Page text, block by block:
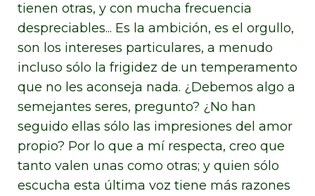
tienen otras, y con mucha frecuencia
despreciables... Es la ambición, es el orgullo,
son los intereses particulares, a menudo
incluso sólo la frigidez de un temperamento
que no les aconseja nada. ¿Debemos algo a
semejantes seres, pregunto? ¿No han
seguido ellas sólo las impresiones del amor
propio? Por lo que a mí respecta, creo que
tanto valen unas como otras; y quien sólo
escucha esta última voz tiene más razones